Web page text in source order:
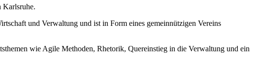
Karlsruhe.
und Verwaltung und ist in Form eines gemeinnützigen Vereins
wie Agile Methoden, Rhetorik, Quereinstieg in die Verwaltung und ein